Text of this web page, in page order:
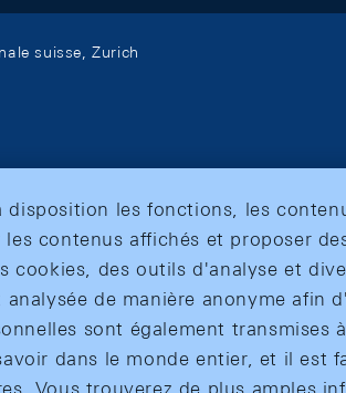
suisse, Zurich
disposition les fonctions, les
les contenus affichés et proposer
cookies, des outils d'analyse et
de manière anonyme afin
sont également transmises
dans le monde entier, et il est